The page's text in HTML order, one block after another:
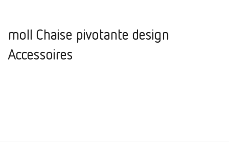
moll Chaise pivotante design
Accessoires